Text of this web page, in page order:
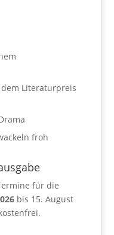
Literaturpreis
froh
für die
bis 15. August